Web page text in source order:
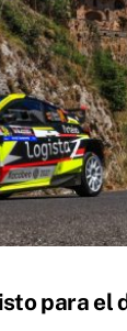
para el